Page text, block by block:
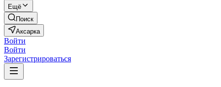
Ещё
Поиск
Аксарка
Войти
Войти
Зарегистрироваться